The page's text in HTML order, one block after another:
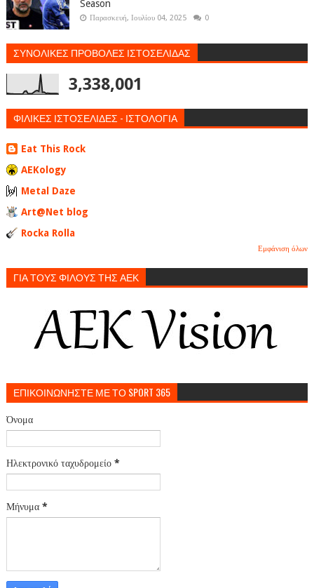
Season
Παρασκευή, Ιουλίου 04, 2025 0
ΣΥΝΟΛΙΚΕΣ ΠΡΟΒΟΛΕΣ ΙΣΤΟΣΕΛΙΔΑΣ
3,338,001
ΦΙΛΙΚΕΣ ΙΣΤΟΣΕΛΙΔΕΣ - ΙΣΤΟΛΟΓΙΑ
Eat This Rock
AEKology
Metal Daze
Art@Net blog
Rocka Rolla
Εμφάνιση όλων
ΓΙΑ ΤΟΥΣ ΦΙΛΟΥΣ ΤΗΣ ΑΕΚ
ΕΠΙΚΟΙΝΩΝΗΣΤΕ ΜΕ ΤΟ SPORT 365
Όνομα
Ηλεκτρονικό ταχυδρομείο *
Μήνυμα *